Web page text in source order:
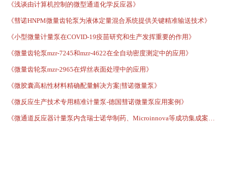
《浅谈由计算机控制的微型通道化学反应器》
《彗诺HNPM微量齿轮泵为液体定量混合系统提供关键精准输送技术》
《小型微量计量泵在COVID-19疫苗研究和生产发挥重要的作用》
《微量齿轮泵mzr-7245和mzr-4622在全自动密度测定中的应用》
《微量齿轮泵mzr-2965在焊丝表面处理中的应用》
《微胶囊高粘性材料精确配量解决方案|彗诺微量泵》
《微反应生产技术专用精准计量泵-德国彗诺微量泵应用案例》
《微通道反应器计量泵内含瑞士诺华制药、Microinnova等成功集成案例》